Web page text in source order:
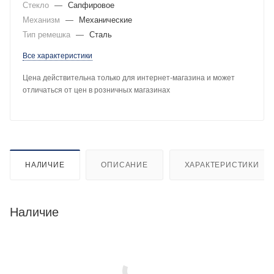
Стекло — Сапфировое
Механизм
—
Механические
Тип ремешка — Сталь
Все характеристики
Цена действительна только для интернет-магазина и может
отличаться от цен в розничных магазинах
НАЛИЧИЕ ОПИСАНИЕ ХАРАКТЕРИСТИКИ
Наличие